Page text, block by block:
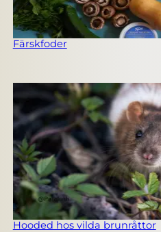
Färskfoder
Hooded hos vilda brunråttor